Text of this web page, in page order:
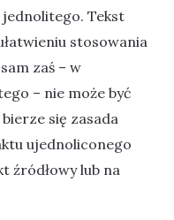
Tekst
stosowania
zaś – w
– nie może być
się zasada
ujednoliconego
źródłowy lub na